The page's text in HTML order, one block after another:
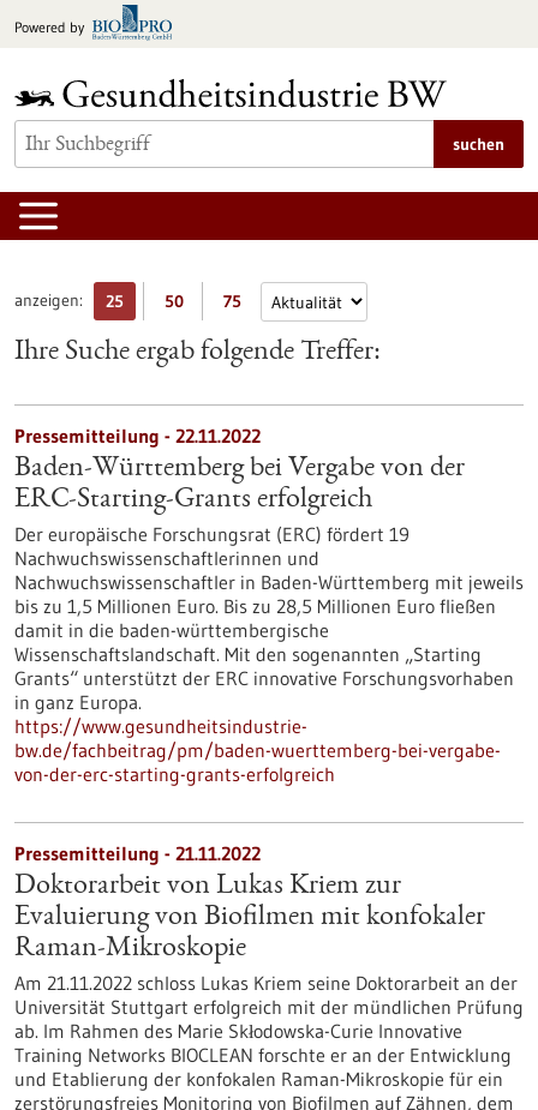
Inhalt
Powered by
suchen
anzeigen: 25 50 75
Ihre Suche ergab folgende Treffer:
Pressemitteilung - 22.11.2022
Baden-Württemberg bei Vergabe von der
ERC-Starting-Grants erfolgreich
Der europäische Forschungsrat (ERC) fördert 19
Nachwuchswissenschaftlerinnen und
Nachwuchswissenschaftler in Baden-Württemberg mit jeweils
bis zu 1,5 Millionen Euro. Bis zu 28,5 Millionen Euro fließen
damit in die baden-württembergische
Wissenschaftslandschaft. Mit den sogenannten „Starting
Grants“ unterstützt der ERC innovative Forschungsvorhaben
in ganz Europa.
https://www.gesundheitsindustrie-
bw.de/fachbeitrag/pm/baden-wuerttemberg-bei-vergabe-
von-der-erc-starting-grants-erfolgreich
Pressemitteilung - 21.11.2022
Doktorarbeit von Lukas Kriem zur
Evaluierung von Biofilmen mit konfokaler
Raman-Mikroskopie
Am 21.11.2022 schloss Lukas Kriem seine Doktorarbeit an der
Universität Stuttgart erfolgreich mit der mündlichen Prüfung
ab. Im Rahmen des Marie Skłodowska-Curie Innovative
Training Networks BIOCLEAN forschte er an der Entwicklung
und Etablierung der konfokalen Raman-Mikroskopie für ein
zerstörungsfreies Monitoring von Biofilmen auf Zähnen, dem